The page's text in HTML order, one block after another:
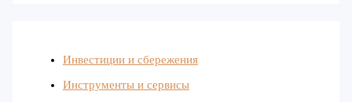
Инвестиции и сбережения
Инструменты и сервисы